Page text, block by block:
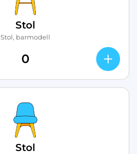
Stol
Stol, barmodell
Stol